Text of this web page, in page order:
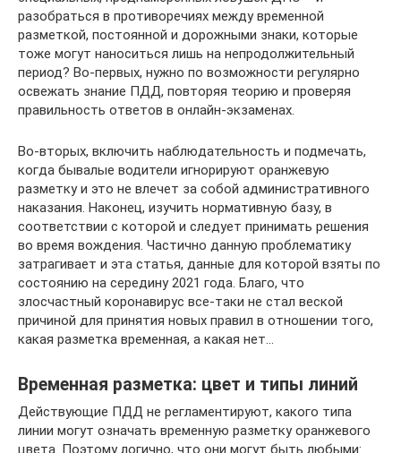
разобраться в противоречиях между временной
разметкой, постоянной и дорожными знаки, которые
тоже могут наноситься лишь на непродолжительный
период? Во-первых, нужно по возможности регулярно
освежать знание ПДД, повторяя теорию и проверяя
правильность ответов в онлайн-экзаменах.
Во-вторых, включить наблюдательность и подмечать,
когда бывалые водители игнорируют оранжевую
разметку и это не влечет за собой административного
наказания. Наконец, изучить нормативную базу, в
соответствии с которой и следует принимать решения
во время вождения. Частично данную проблематику
затрагивает и эта статья, данные для которой взяты по
состоянию на середину 2021 года. Благо, что
злосчастный коронавирус все-таки не стал веской
причиной для принятия новых правил в отношении того,
какая разметка временная, а какая нет…
Временная разметка: цвет и типы линий
Действующие ПДД не регламентируют, какого типа
линии могут означать временную разметку оранжевого
цвета. Поэтому логично, что они могут быть любыми: